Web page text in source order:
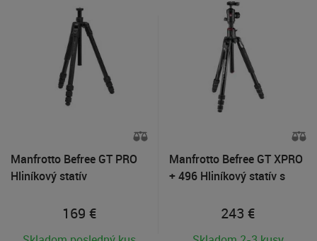
Manfrotto Befree GT PRO
Hliníkový statív
169 €
Manfrotto Befree GT XPRO
+ 496 Hliníkový statív s
243 €